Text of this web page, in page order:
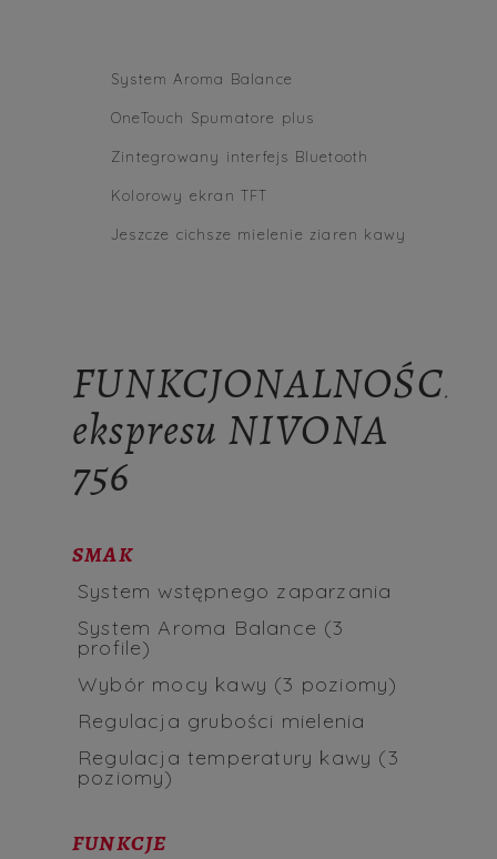
System Aroma Balance
OneTouch Spumatore plus
Zintegrowany interfejs Bluetooth
Kolorowy ekran TFT
Jeszcze cichsze mielenie ziaren kawy
FUNKCJONALNOŚCI
ekspresu NIVONA
756
SMAK
System wstępnego zaparzania
System Aroma Balance (3
profile)
Wybór mocy kawy (3 poziomy)
Regulacja grubości mielenia
Regulacja temperatury kawy (3
poziomy)
FUNKCJE